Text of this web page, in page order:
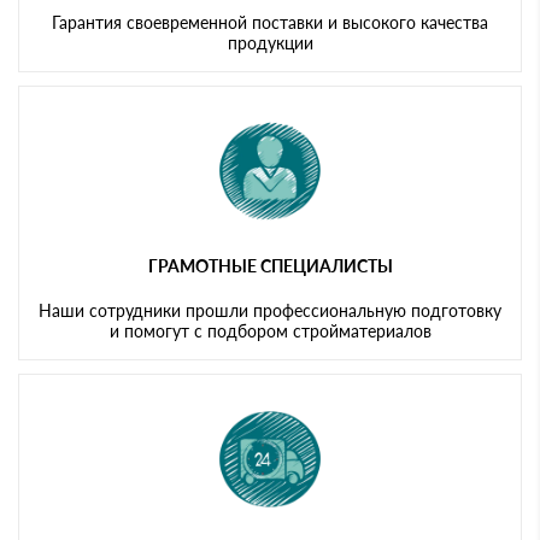
Гарантия своевременной поставки и высокого качества
продукции
ГРАМОТНЫЕ СПЕЦИАЛИСТЫ
Наши сотрудники прошли профессиональную подготовку
и помогут с подбором стройматериалов